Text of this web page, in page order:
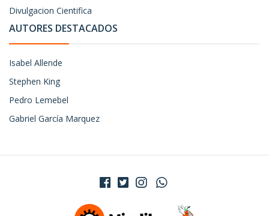
Divulgacion Cientifica
AUTORES DESTACADOS
Isabel Allende
Stephen King
Pedro Lemebel
Gabriel García Marquez